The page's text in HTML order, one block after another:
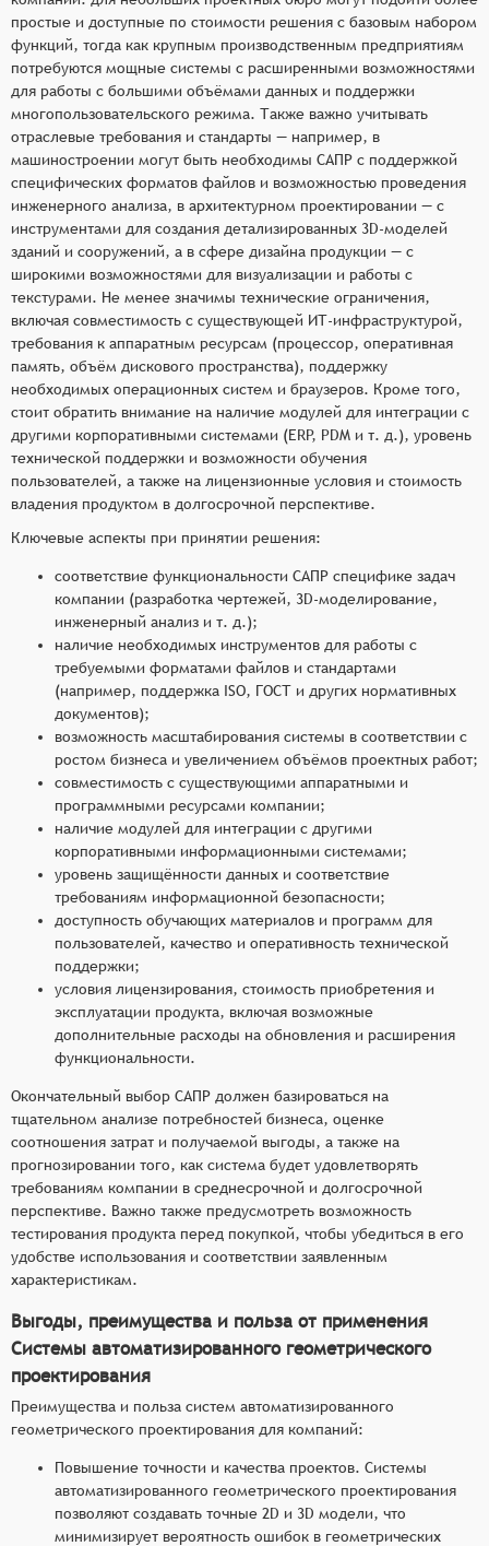
простые и доступные по стоимости решения с базовым набором
функций, тогда как крупным производственным предприятиям
потребуются мощные системы с расширенными возможностями
для работы с большими объёмами данных и поддержки
многопользовательского режима. Также важно учитывать
отраслевые требования и стандарты — например, в
машиностроении могут быть необходимы САПР с поддержкой
специфических форматов файлов и возможностью проведения
инженерного анализа, в архитектурном проектировании — с
инструментами для создания детализированных 3D-моделей
зданий и сооружений, а в сфере дизайна продукции — с
широкими возможностями для визуализации и работы с
текстурами. Не менее значимы технические ограничения,
включая совместимость с существующей ИТ-инфраструктурой,
требования к аппаратным ресурсам (процессор, оперативная
память, объём дискового пространства), поддержку
необходимых операционных систем и браузеров. Кроме того,
стоит обратить внимание на наличие модулей для интеграции с
другими корпоративными системами (ERP, PDM и т. д.), уровень
технической поддержки и возможности обучения
пользователей, а также на лицензионные условия и стоимость
владения продуктом в долгосрочной перспективе.
Ключевые аспекты при принятии решения:
соответствие функциональности САПР специфике задач
компании (разработка чертежей, 3D-моделирование,
инженерный анализ и т. д.);
наличие необходимых инструментов для работы с
требуемыми форматами файлов и стандартами
(например, поддержка ISO, ГОСТ и других нормативных
документов);
возможность масштабирования системы в соответствии с
ростом бизнеса и увеличением объёмов проектных работ;
совместимость с существующими аппаратными и
программными ресурсами компании;
наличие модулей для интеграции с другими
корпоративными информационными системами;
уровень защищённости данных и соответствие
требованиям информационной безопасности;
доступность обучающих материалов и программ для
пользователей, качество и оперативность технической
поддержки;
условия лицензирования, стоимость приобретения и
эксплуатации продукта, включая возможные
дополнительные расходы на обновления и расширения
функциональности.
Окончательный выбор САПР должен базироваться на
тщательном анализе потребностей бизнеса, оценке
соотношения затрат и получаемой выгоды, а также на
прогнозировании того, как система будет удовлетворять
требованиям компании в среднесрочной и долгосрочной
перспективе. Важно также предусмотреть возможность
тестирования продукта перед покупкой, чтобы убедиться в его
удобстве использования и соответствии заявленным
характеристикам.
Выгоды, преимущества и польза от применения
Системы автоматизированного геометрического
проектирования
Преимущества и польза систем автоматизированного
геометрического проектирования для компаний:
Повышение точности и качества проектов. Системы
автоматизированного геометрического проектирования
позволяют создавать точные 2D и 3D модели, что
минимизирует вероятность ошибок в геометрических